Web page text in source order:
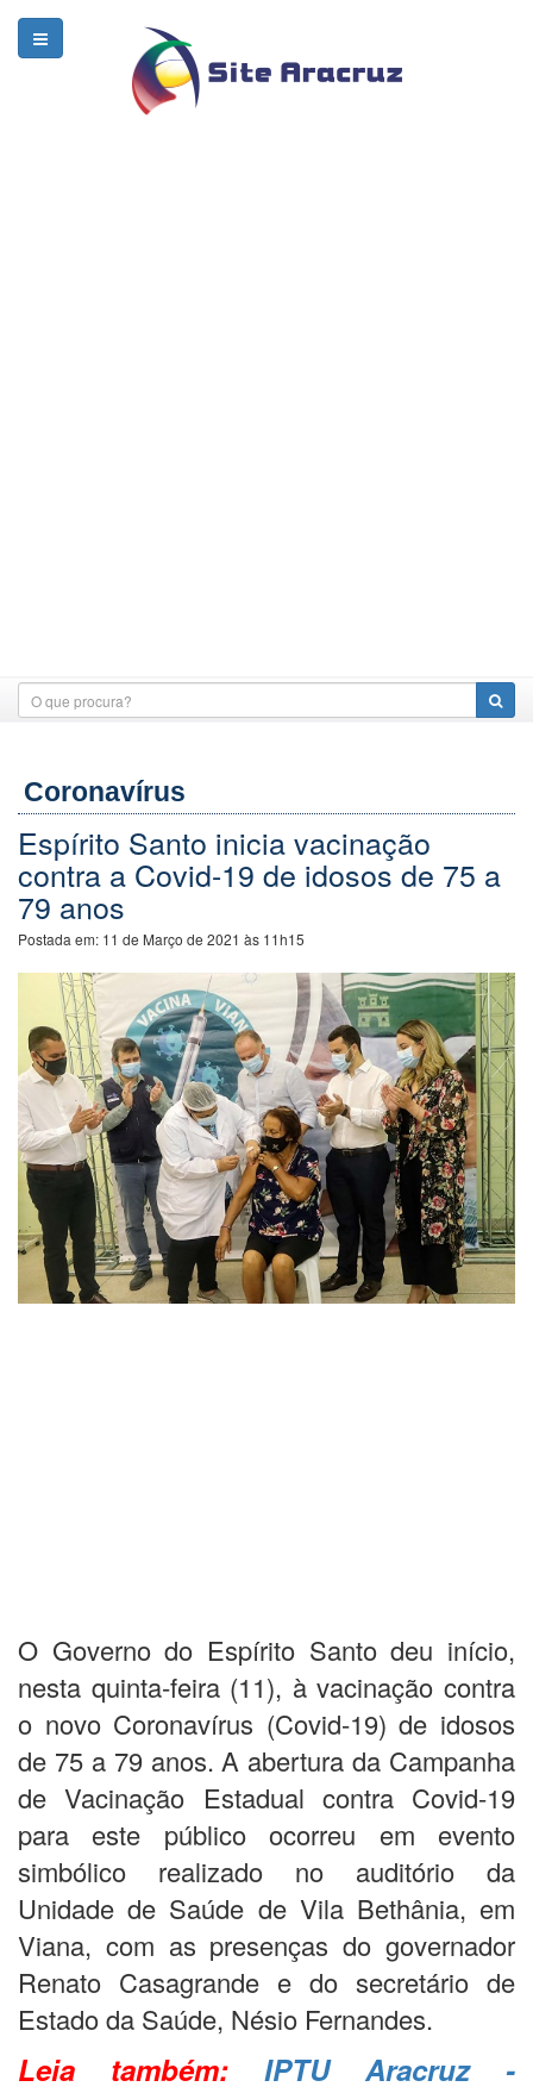
Coronavírus
Espírito Santo inicia vacinação
contra a Covid-19 de idosos de 75 a
79 anos
Postada em: 11 de Março de 2021 às 11h15
O Governo do Espírito Santo deu início,
nesta quinta-feira (11), à vacinação contra
o novo Coronavírus (Covid-19) de idosos
de 75 a 79 anos. A abertura da Campanha
de Vacinação Estadual contra Covid-19
para este público ocorreu em evento
simbólico realizado no auditório da
Unidade de Saúde de Vila Bethânia, em
Viana, com as presenças do governador
Renato Casagrande e do secretário de
Estado da Saúde, Nésio Fernandes.
Leia também: IPTU Aracruz -